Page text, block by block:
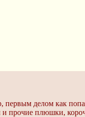
делом как
прочие плюшки,